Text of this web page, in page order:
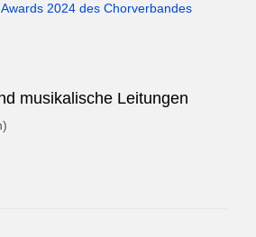
2024 des Chorverbandes
musikalische Leitungen